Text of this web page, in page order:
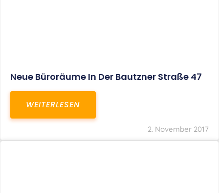
Neue Büroräume In Der Bautzner Straße 47
WEITERLESEN
2. November 2017